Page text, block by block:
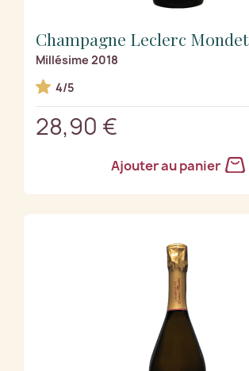
Champagne Leclerc Mondet
Millésime 2018
4/5
28,90 €
Ajouter au panier